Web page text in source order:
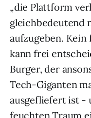
„die Plattform
gleichbedeutend
aufzugeben.
kann frei
Burger, der
Tech-Giganten
ausgefliefert ist -
feuchten Traum